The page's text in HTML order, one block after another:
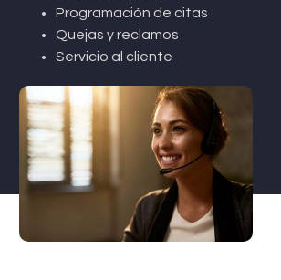
Programación de citas
Quejas y reclamos
Servicio al cliente